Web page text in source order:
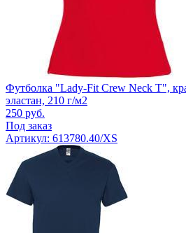
Футболка "Lady-Fit Crew Neck T",
эластан, 210 г/м2
250 руб.
Под заказ
Артикул: 613780.40/XS